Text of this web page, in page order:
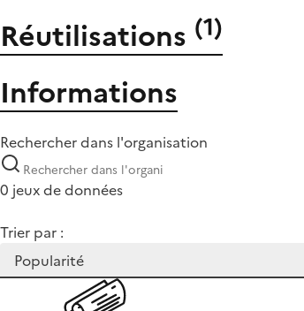
Réutilisations (1)
Informations
Rechercher dans l'organisation
0 jeux de données
Trier par :